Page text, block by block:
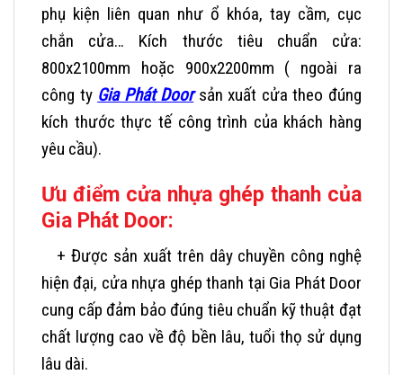
phụ kiện liên quan như ổ khóa, tay cầm, cục
chắn cửa… Kích thước tiêu chuẩn cửa:
800x2100mm hoặc 900x2200mm ( ngoài ra
công ty Gia Phát Doorsản xuất cửa theo đúng
kích thước thực tế công trình của khách hàng
yêu cầu).
Ưu điểm cửa nhựa ghép thanh của
Gia Phát Door:
+ Được sản xuất trên dây chuyền công nghệ
hiện đại, cửa nhựa ghép thanh tại Gia Phát Door
cung cấp đảm bảo đúng tiêu chuẩn kỹ thuật đạt
chất lượng cao về độ bền lâu, tuổi thọ sử dụng
lâu dài.